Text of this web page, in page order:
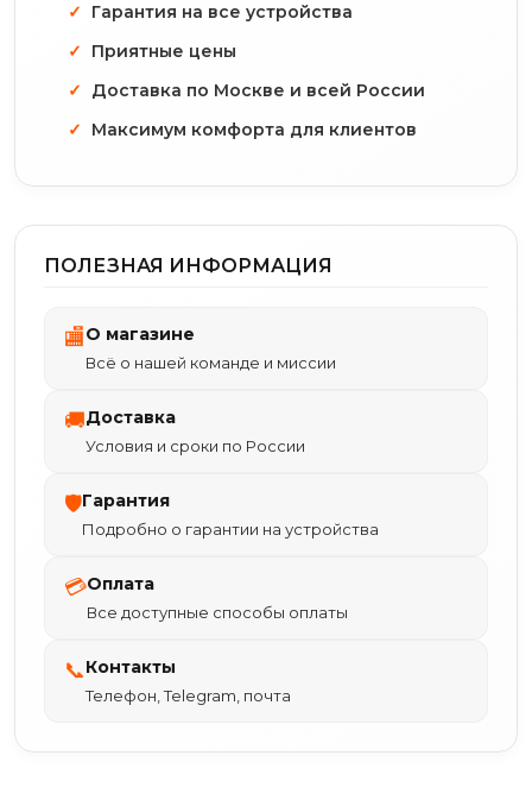
Гарантия на все устройства
Приятные цены
Доставка по Москве и всей России
Максимум комфорта для клиентов
ПОЛЕЗНАЯ ИНФОРМАЦИЯ
🏬О магазине
Всё о нашей команде и миссии
🚚Доставка
Условия и сроки по России
🛡Гарантия
Подробно о гарантии на устройства
💳Оплата
Все доступные способы оплаты
📞Контакты
Телефон, Telegram, почта